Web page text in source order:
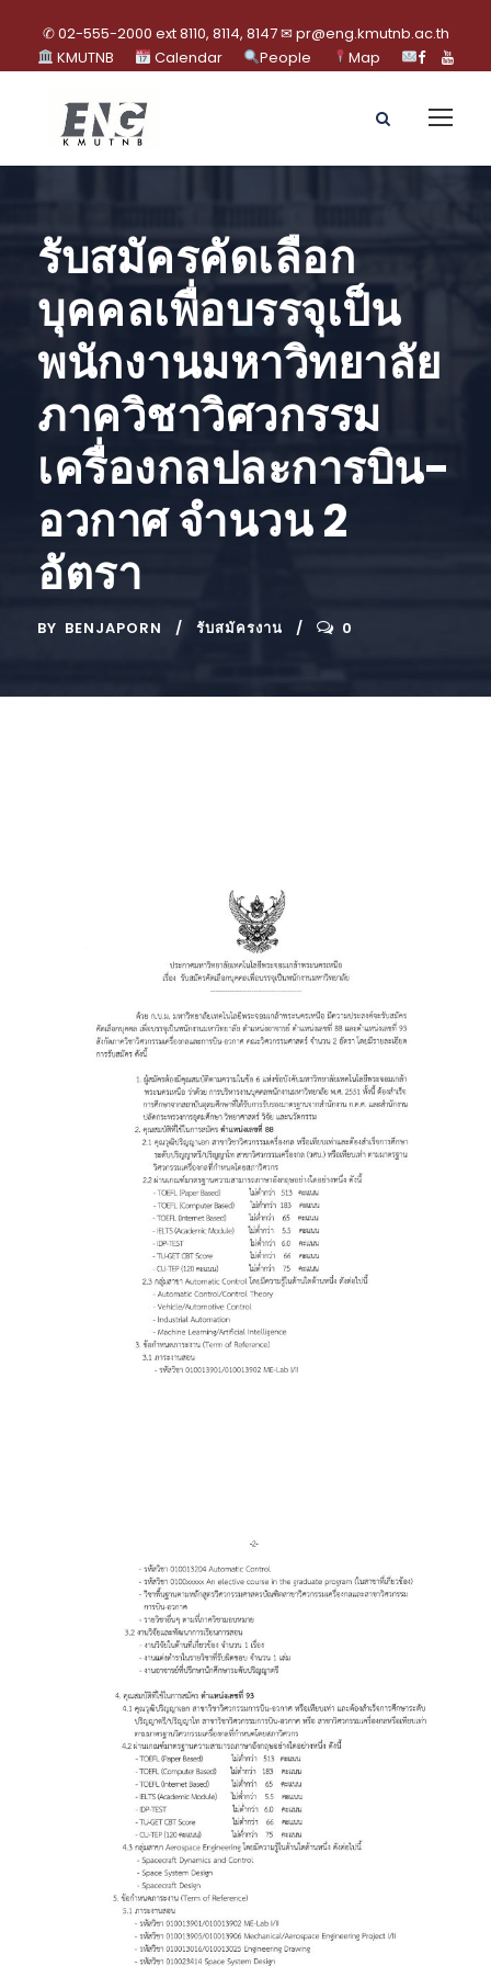
✆ 02-555-2000 ext 8110, 8114, 8147 ✉ pr@eng.kmutnb.ac.th
KMUTNB
Calendar People Map
รับสมัครคัดเลือก
บุคคลเพื่อบรรจุเป็น
พนักงานมหาวิทยาลัย
ภาควิชาวิศวกรรม
เครื่องกลปละการบิน-
อวกาศ จำนวน 2
อัตรา
BY BENJAPORN รับสมัครงาน 0